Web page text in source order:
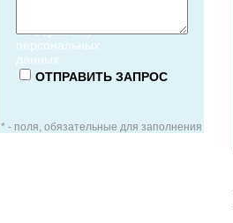
на обработку
персональных
данных
* - поля, обязательные для заполнения